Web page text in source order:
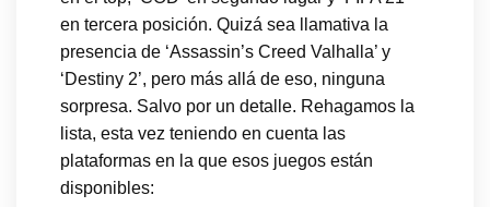
en tercera posición. Quizá sea llamativa la
presencia de ‘Assassin’s Creed Valhalla’ y
‘Destiny 2’, pero más allá de eso, ninguna
sorpresa. Salvo por un detalle. Rehagamos la
lista, esta vez teniendo en cuenta las
plataformas en la que esos juegos están
disponibles: